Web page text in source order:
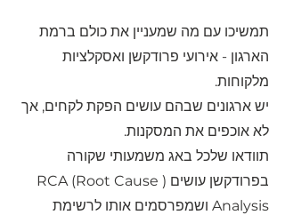
תמשיכו עם מה שמעניין את כולם ברמת
הארגון - אירועי פרודקשן ואסקלציות
מלקוחות.
יש ארגונים שבהם עושים הפקת לקחים, אך
לא אוכפים את המסקנות.
תוודאו שלכל באג משמעותי שקורה
בפרודקשן עושים (RCA (Root Cause
Analysis ושמפרסמים אותו לרשימת